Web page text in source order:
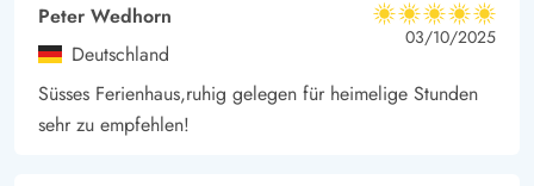
Kaufmannsstadt Ringkøbing.
Peter Wedhorn
Deutschland
5 von 5
5 von 5
5 out of 5
03/10/2025
Süsses Ferienhaus,ruhig gelegen für heimelige Stunden
sehr zu empfehlen!